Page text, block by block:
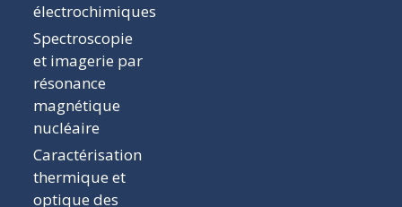
électrochimiques
Spectroscopie
et imagerie par
résonance
magnétique
nucléaire
Caractérisation
thermique et
optique des